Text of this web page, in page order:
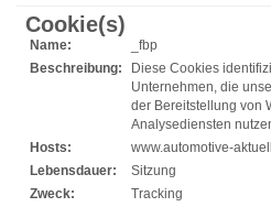
Cookie(s)
Name:
_fbp
Beschreibung:
Diese Cookies
Unternehmen, die
der Bereitstellung von
Analysediensten
Hosts:
www.automotive-
Lebensdauer:
Sitzung
Zweck:
Tracking